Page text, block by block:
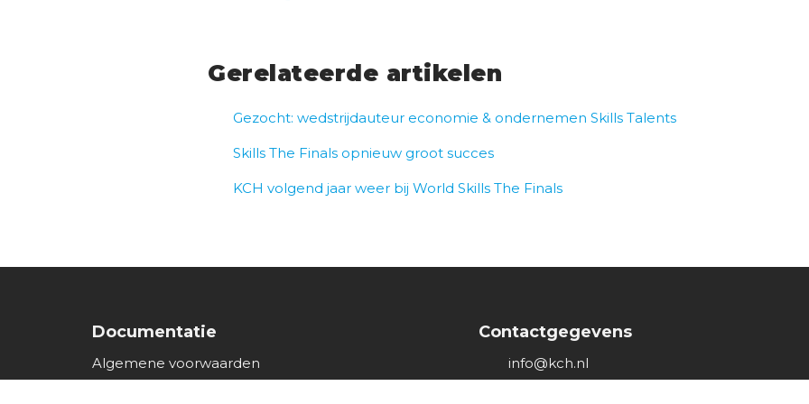
Gerelateerde artikelen
Gezocht: wedstrijdauteur economie & ondernemen Skills Talents
Skills The Finals opnieuw groot succes
KCH volgend jaar weer bij World Skills The Finals
Documentatie
Algemene voorwaarden
Verwerkersovereenkomst 4.0 “
Contactgegevens
info@kch.nl